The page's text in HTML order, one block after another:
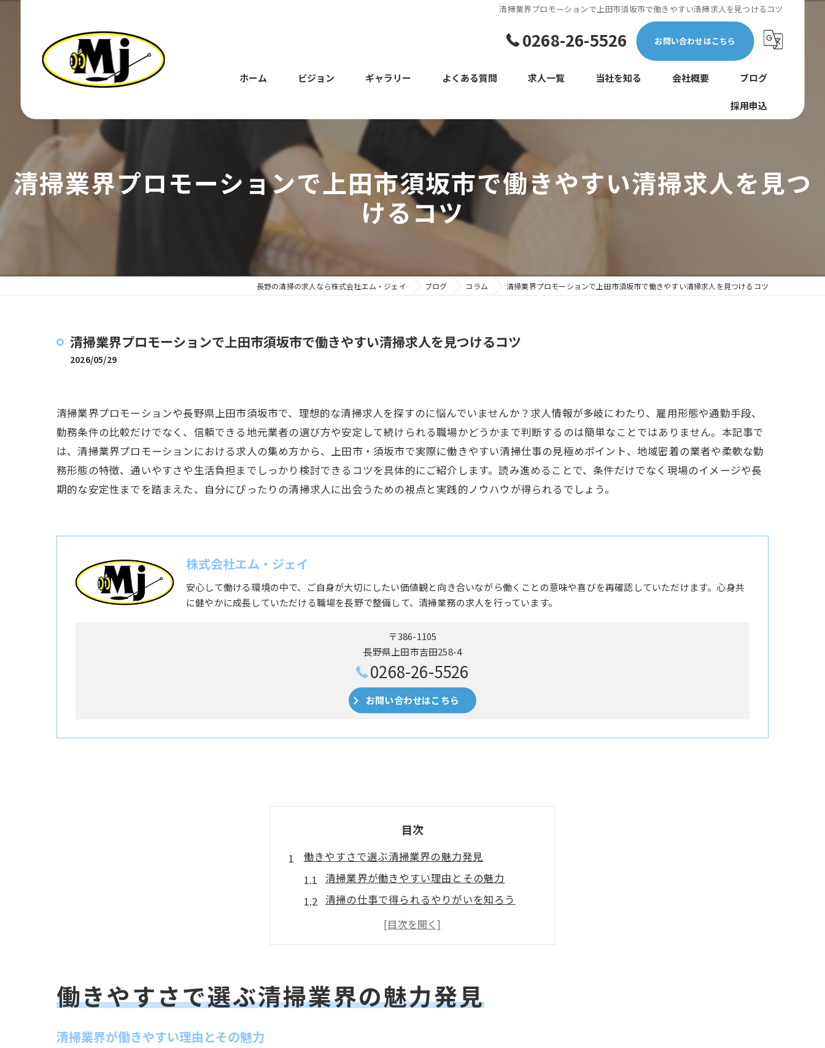
清掃業界プロモーションで上田市須坂市で働きやすい清掃求人を見つけるコツ
0268-26-5526 お問い合わせはこちら
ホーム ビジョン
スタッフ
ギャラリー よくある質問 求人一覧 当社を知る
正社員
転職
会社概要 ブログ
コラム
採用申込
清掃業界プロモーションで上田市須坂市で働きやすい清掃求人を見つ
けるコツ
長野の清掃の求人なら株式会社エム・ジェイ ブログ コラム 清掃業界プロモーションで上田市須坂市で働きやすい清掃求人を見つけるコツ
清掃業界プロモーションで上田市須坂市で働きやすい清掃求人を見つけるコツ
2026/05/29
清掃業界プロモーションや長野県上田市須坂市で、理想的な清掃求人を探すのに悩んでいませんか？求人情報が多岐にわたり、雇用形態や通勤手段、
勤務条件の比較だけでなく、信頼できる地元業者の選び方や安定して続けられる職場かどうかまで判断するのは簡単なことではありません。本記事で
は、清掃業界プロモーションにおける求人の集め方から、上田市・須坂市で実際に働きやすい清掃仕事の見極めポイント、地域密着の業者や柔軟な勤
務形態の特徴、通いやすさや生活負担までしっかり検討できるコツを具体的にご紹介します。読み進めることで、条件だけでなく現場のイメージや長
期的な安定性までを踏まえた、自分にぴったりの清掃求人に出会うための視点と実践的ノウハウが得られるでしょう。
株式会社エム・ジェイ
安心して働ける環境の中で、ご自身が大切にしたい価値観と向き合いながら働くことの意味や喜びを再確認していただけます。心身共
に健やかに成長していただける職場を長野で整備して、清掃業務の求人を行っています。
〒386-1105
長野県上田市吉田258-4
0268-26-5526
お問い合わせはこちら
目次
働きやすさで選ぶ清掃業界の魅力発見
清掃業界が働きやすい理由とその魅力
清掃の仕事で得られるやりがいを知ろう
未経験から始める清掃職の安心ポイント
清掃現場で重視される柔軟な働き方とは
地域に根差す清掃の仕事を始めるコツ
地元密着型清掃で働くメリットを解説
働きやすさで選ぶ清掃業界の魅力発見
清掃業界が働きやすい理由とその魅力